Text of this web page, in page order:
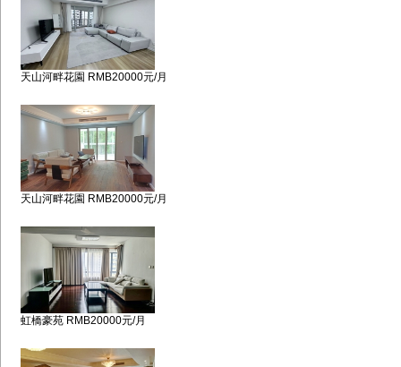
天山河畔花園 RMB20000元/月
天山河畔花園 RMB20000元/月
虹橋豪苑 RMB20000元/月